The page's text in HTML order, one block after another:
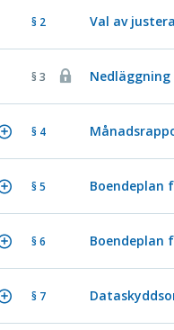
§ 2 Val av
§ 3
§ 4
§ 5 Boendeplan
§ 6 Boendeplan
§ 7